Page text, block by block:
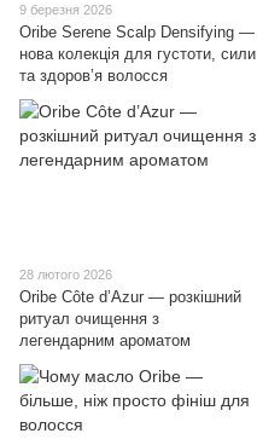
9 березня 2026
Oribe Serene Scalp Densifying —
нова колекція для густоти, сили
та здоров’я волосся
28 лютого 2026
Oribe Côte d’Azur — розкішний
ритуал очищення з
легендарним ароматом